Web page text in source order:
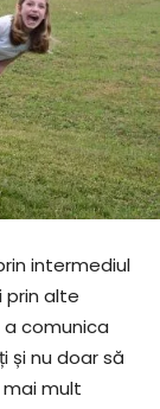
intermediul
prin alte
a comunica
și nu doar să
mult